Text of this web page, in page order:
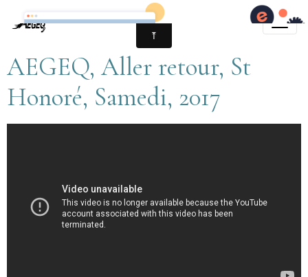
AEGEQ, Aller retour, St
Honoré, Samedi, 2017